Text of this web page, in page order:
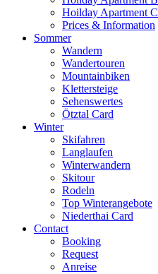
Hoilday Apartment C
Prices & Information
Sommer
Wandern
Wandertouren
Mountainbiken
Klettersteige
Sehenswertes
Ötztal Card
Winter
Skifahren
Langlaufen
Winterwandern
Skitour
Rodeln
Top Winterangebote
Niederthai Card
Contact
Booking
Request
Anreise